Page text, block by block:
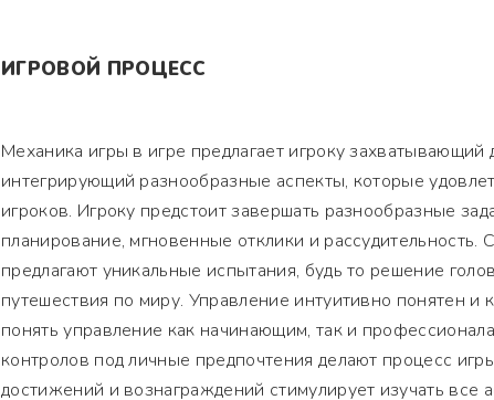
ИГРОВОЙ ПРОЦЕСС
Механика игры в игре предлагает игроку захватывающий
интегрирующий разнообразные аспекты, которые
игроков. Игроку предстоит завершать разнообразные
планирование, мгновенные отклики и рассудительность.
предлагают уникальные испытания, будь то решение
путешествия по миру. Управление интуитивно понятен и
понять управление как начинающим, так и
контролов под личные предпочтения делают процесс
достижений и вознаграждений стимулирует изучать все